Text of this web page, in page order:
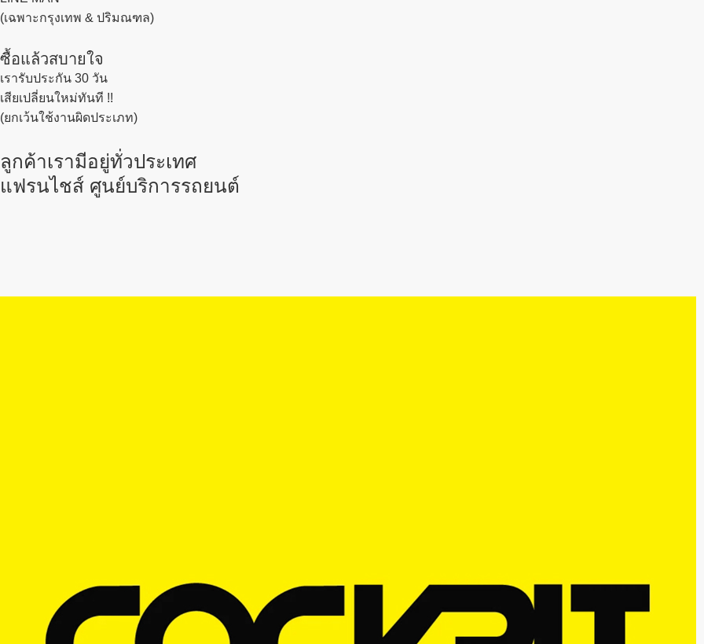
(เฉพาะกรุงเทพ & ปริมณฑล)
ซื้อแล้วสบายใจ
เรารับประกัน 30 วัน
เสียเปลี่ยนใหม่ทันที !!
(ยกเว้นใช้งานผิดประเภท)
ลูกค้าเรามีอยู่ทั่วประเทศ
แฟรนไชส์ ศูนย์บริการรถยนต์